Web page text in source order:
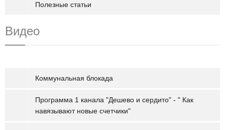
Полезные статьи
Видео
Коммунальная блокада
Программа 1 канала "Дешево и сердито" - " Как
навязывают новые счетчики"